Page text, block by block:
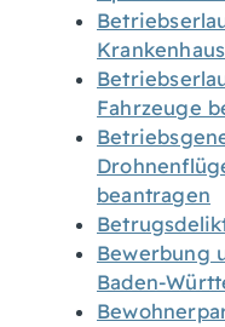
Fahrzeuge
beantragen
Bewerbung
Baden-